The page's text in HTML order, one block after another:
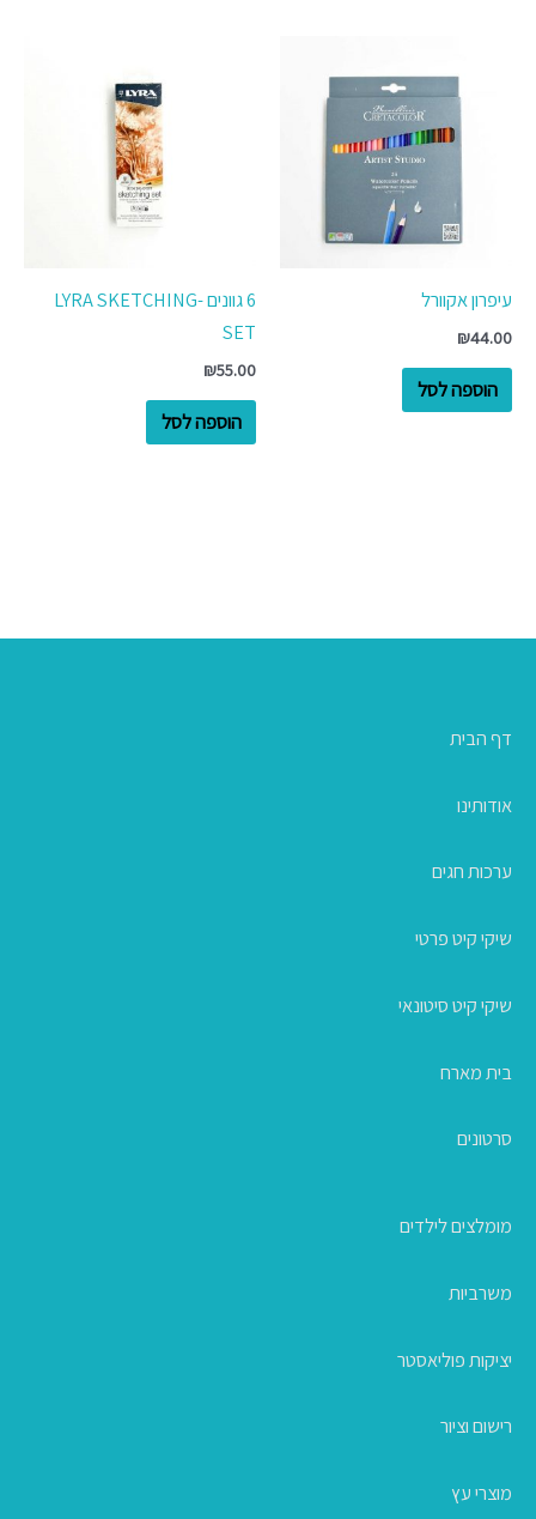
עיפרון אקוורל
₪44.00
הוספה לסל
6 גוונים -LYRA SKETCHING
SET
₪55.00
הוספה לסל
דף הבית
אודותינו
ערכות חגים
שיקי קיט פרטי
שיקי קיט סיטונאי
בית מארח
סרטונים
מומלצים לילדים
משרביות
יציקות פוליאסטר
רישום וציור
מוצרי עץ